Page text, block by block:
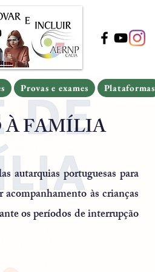
À FAMÍLIA
autarquias portuguesas para
às crianças
os períodos de interrupção
Provas e exames
Provas e exames
Provas e exames Plataformas